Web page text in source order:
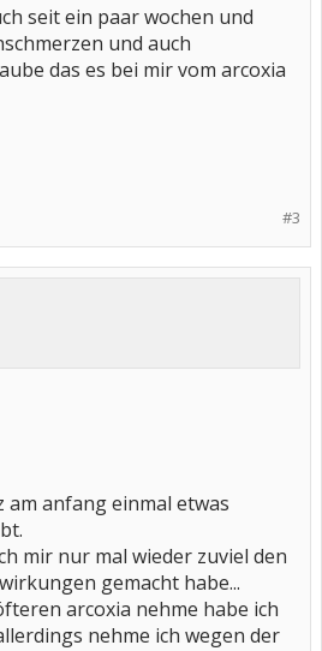
seit ein paar wochen und
und auch
das es bei mir vom arcoxia
#3
am anfang einmal etwas
mir nur mal wieder zuviel den
gemacht habe...
arcoxia nehme habe ich
nehme ich wegen der